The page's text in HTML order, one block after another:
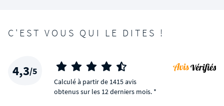
C'EST VOUS QUI LE DITES !
4,3/5
Calculé à partir de 1415 avis
obtenus sur les 12 derniers mois. *